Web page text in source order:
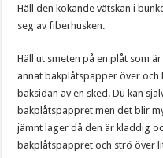
Häll den kokande vätskan i
seg av fiberhusken.
Häll ut smeten på en plåt som
annat bakplåtspapper över och
baksidan av en sked. Du kan
bakplåtspappret men det blir
jämnt lager då den är kladdig
bakplåtspappret och strö över